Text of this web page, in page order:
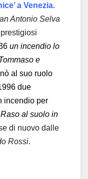
a Venezia.
Antonio Selva
un incendio lo
e
al suo ruolo
due
incendio per
Raso al suolo in
di nuovo dalle
Rossi.